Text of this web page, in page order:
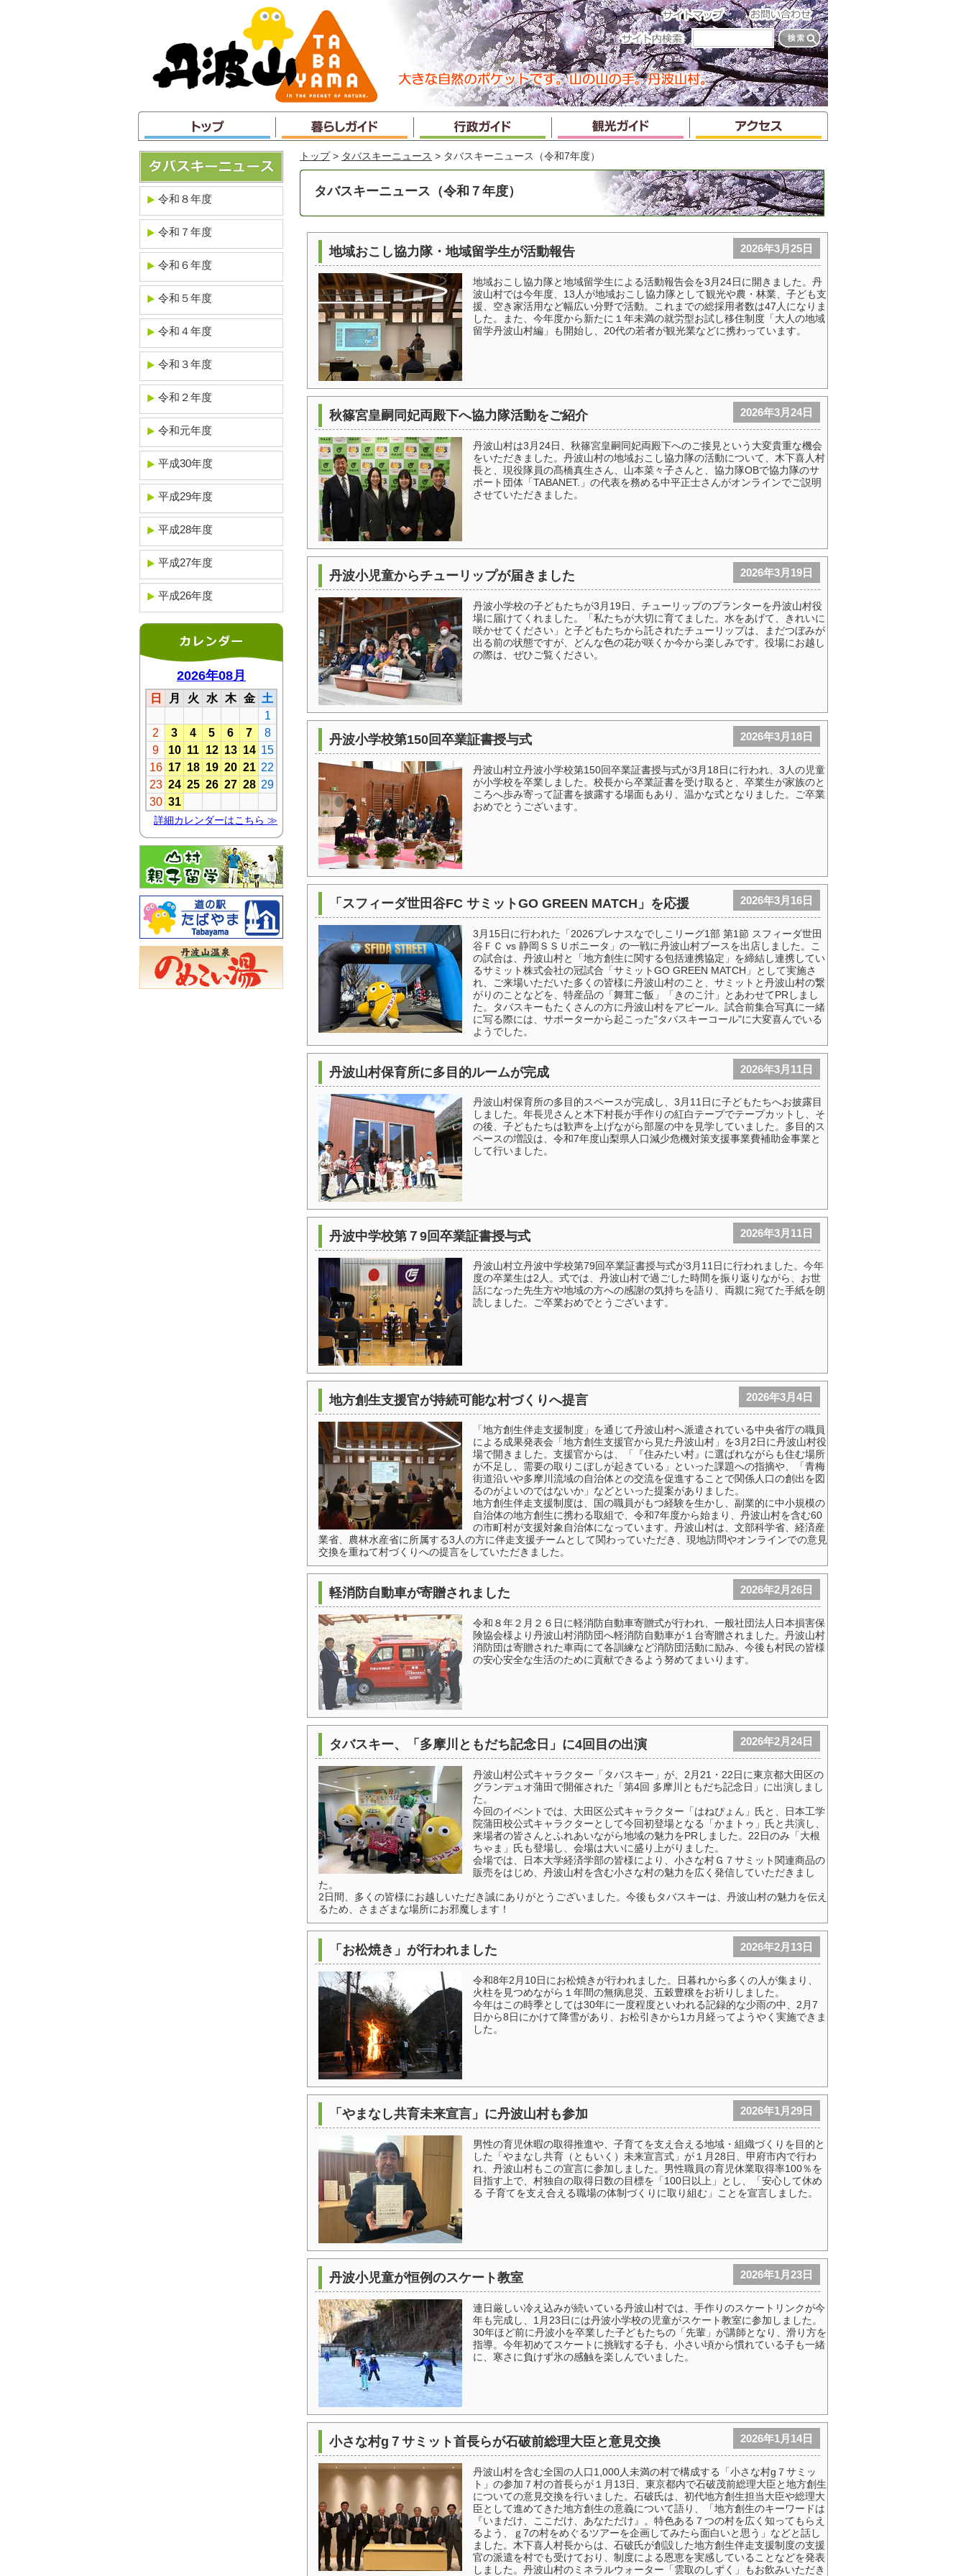
ャ
ン
プ
トップ > タバスキーニュース > タバスキーニュース（令和7年度）
タバスキーニュース（令和７年度）
地域おこし協力隊・地域留学生が活動報告 2026年3月25日
地域おこし協力隊と地域留学生による活動報告会を3月24日に開きました。丹
波山村では今年度、13人が地域おこし協力隊として観光や農・林業、子ども支
援、空き家活用など幅広い分野で活動。これまでの総採用者数は47人になりま
した。また、今年度から新たに１年未満の就労型お試し移住制度「大人の地域
留学丹波山村編」も開始し、20代の若者が観光業などに携わっています。
秋篠宮皇嗣同妃両殿下へ協力隊活動をご紹介 2026年3月24日
丹波山村は3月24日、秋篠宮皇嗣同妃両殿下へのご接見という大変貴重な機会
をいただきました。丹波山村の地域おこし協力隊の活動について、木下喜人村
長と、現役隊員の髙橋真生さん、山本菜々子さんと、協力隊OBで協力隊のサ
ポート団体「TABANET.」の代表を務める中平正士さんがオンラインでご説明
させていただきました。
丹波小児童からチューリップが届きました 2026年3月19日
丹波小学校の子どもたちが3月19日、チューリップのプランターを丹波山村役
場に届けてくれました。「私たちが大切に育てました。水をあげて、きれいに
咲かせてください」と子どもたちから託されたチューリップは、まだつぼみが
出る前の状態ですが、どんな色の花が咲くか今から楽しみです。役場にお越し
の際は、ぜひご覧ください。
丹波小学校第150回卒業証書授与式 2026年3月18日
丹波山村立丹波小学校第150回卒業証書授与式が3月18日に行われ、3人の児童
が小学校を卒業しました。校長から卒業証書を受け取ると、卒業生が家族のと
ころへ歩み寄って証書を披露する場面もあり、温かな式となりました。ご卒業
おめでとうございます。
「スフィーダ世田谷FC サミットGO GREEN MATCH」を応援 2026年3月16日
3月15日に行われた「2026プレナスなでしこリーグ1部 第1節 スフィーダ世田
谷ＦＣ vs 静岡ＳＳＵボニータ」の一戦に丹波山村ブースを出店しました。こ
の試合は、丹波山村と「地方創生に関する包括連携協定」を締結し連携してい
るサミット株式会社の冠試合「サミットGO GREEN MATCH」として実施さ
れ、ご来場いただいた多くの皆様に丹波山村のこと、サミットと丹波山村の繋
がりのことなどを、特産品の「舞茸ご飯」「きのこ汁」とあわせてPRしまし
た。タバスキーもたくさんの方に丹波山村をアピール。試合前集合写真に一緒
に写る際には、サポーターから起こった"タバスキーコール"に大変喜んでいる
ようでした。
丹波山村保育所に多目的ルームが完成 2026年3月11日
丹波山村保育所の多目的スペースが完成し、3月11日に子どもたちへお披露目
しました。年長児さんと木下村長が手作りの紅白テープでテープカットし、そ
の後、子どもたちは歓声を上げながら部屋の中を見学していました。多目的ス
ペースの増設は、令和7年度山梨県人口減少危機対策支援事業費補助金事業と
して行いました。
丹波中学校第７9回卒業証書授与式 2026年3月11日
丹波山村立丹波中学校第79回卒業証書授与式が3月11日に行われました。今年
度の卒業生は2人。式では、丹波山村で過ごした時間を振り返りながら、お世
話になった先生方や地域の方への感謝の気持ちを語り、両親に宛てた手紙を朗
読しました。ご卒業おめでとうございます。
地方創生支援官が持続可能な村づくりへ提言 2026年3月4日
「地方創生伴走支援制度」を通じて丹波山村へ派遣されている中央省庁の職員
による成果発表会「地方創生支援官から見た丹波山村」を3月2日に丹波山村役
場で開きました。支援官からは、「『住みたい村』に選ばれながらも住む場所
が不足し、需要の取りこぼしが起きている」といった課題への指摘や、「青梅
街道沿いや多摩川流域の自治体との交流を促進することで関係人口の創出を図
るのがよいのではないか」などといった提案がありました。
地方創生伴走支援制度は、国の職員がもつ経験を生かし、副業的に中小規模の
自治体の地方創生に携わる取組で、令和7年度から始まり、丹波山村を含む60
の市町村が支援対象自治体になっています。丹波山村は、文部科学省、経済産
業省、農林水産省に所属する3人の方に伴走支援チームとして関わっていただき、現地訪問やオンラインでの意見
交換を重ねて村づくりへの提言をしていただきました。
軽消防自動車が寄贈されました 2026年2月26日
令和８年２月２６日に軽消防自動車寄贈式が行われ、一般社団法人日本損害保
険協会様より丹波山村消防団へ軽消防自動車が１台寄贈されました。丹波山村
消防団は寄贈された車両にて各訓練など消防団活動に励み、今後も村民の皆様
の安心安全な生活のために貢献できるよう努めてまいります。
タバスキー、「多摩川ともだち記念日」に4回目の出演 2026年2月24日
丹波山村公式キャラクター「タバスキー」が、2月21・22日に東京都大田区の
グランデュオ蒲田で開催された「第4回 多摩川ともだち記念日」に出演しまし
た。
今回のイベントでは、大田区公式キャラクター「はねぴょん」氏と、日本工学
院蒲田校公式キャラクターとして今回初登場となる「かまトゥ」氏と共演し、
来場者の皆さんとふれあいながら地域の魅力をPRしました。22日のみ「大根
ちゃま」氏も登場し、会場は大いに盛り上がりました。
会場では、日本大学経済学部の皆様により、小さな村Ｇ７サミット関連商品の
販売をはじめ、丹波山村を含む小さな村の魅力を広く発信していただきまし
た。
2日間、多くの皆様にお越しいただき誠にありがとうございました。今後もタバスキーは、丹波山村の魅力を伝え
るため、さまざまな場所にお邪魔します！
「お松焼き」が行われました 2026年2月13日
令和8年2月10日にお松焼きが行われました。日暮れから多くの人が集まり、
火柱を見つめながら１年間の無病息災、五穀豊穣をお祈りしました。
今年はこの時季としては30年に一度程度といわれる記録的な少雨の中、2月7
日から8日にかけて降雪があり、お松引きから1カ月経ってようやく実施できま
した。
「やまなし共育未来宣言」に丹波山村も参加 2026年1月29日
男性の育児休暇の取得推進や、子育てを支え合える地域・組織づくりを目的と
した「やまなし共育（ともいく）未来宣言式」が１月28日、甲府市内で行わ
れ、丹波山村もこの宣言に参加しました。男性職員の育児休業取得率100％を
目指す上で、村独自の取得日数の目標を「100日以上」とし、「安心して休め
る 子育てを支え合える職場の体制づくりに取り組む」ことを宣言しました。
丹波小児童が恒例のスケート教室 2026年1月23日
連日厳しい冷え込みが続いている丹波山村では、手作りのスケートリンクが今
年も完成し、1月23日には丹波小学校の児童がスケート教室に参加しました。
30年ほど前に丹波小を卒業した子どもたちの「先輩」が講師となり、滑り方を
指導。今年初めてスケートに挑戦する子も、小さい頃から慣れている子も一緒
に、寒さに負けず氷の感触を楽しんでいました。
小さな村g７サミット首長らが石破前総理大臣と意見交換 2026年1月14日
丹波山村を含む全国の人口1,000人未満の村で構成する「小さな村g７サミッ
ト」の参加７村の首長らが１月13日、東京都内で石破茂前総理大臣と地方創生
についての意見交換を行いました。石破氏は、初代地方創生担当大臣や総理大
臣として進めてきた地方創生の意義について語り、「地方創生のキーワードは
『いまだけ、ここだけ、あなただけ』。特色ある７つの村を広く知ってもらえ
るよう、ｇ7の村をめぐるツアーを企画してみたら面白いと思う」などと話し
ました。木下喜人村長からは、石破氏が創設した地方創生伴走支援制度の支援
官の派遣を村でも受けており、制度による恩恵を実感していることなどを発表
しました。丹波山村のミネラルウォーター「雲取のしずく」もお飲みいただき
令和８年度
令和７年度
令和６年度
令和５年度
令和４年度
令和３年度
令和２年度
令和元年度
平成30年度
平成29年度
平成28年度
平成27年度
平成26年度